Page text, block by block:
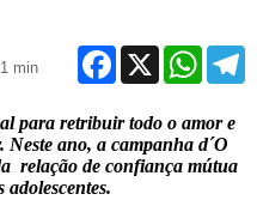
min
Facebook
X
para retribuir todo o amor e
ano, a campanha d´O
relação de confiança mútua
adolescentes.